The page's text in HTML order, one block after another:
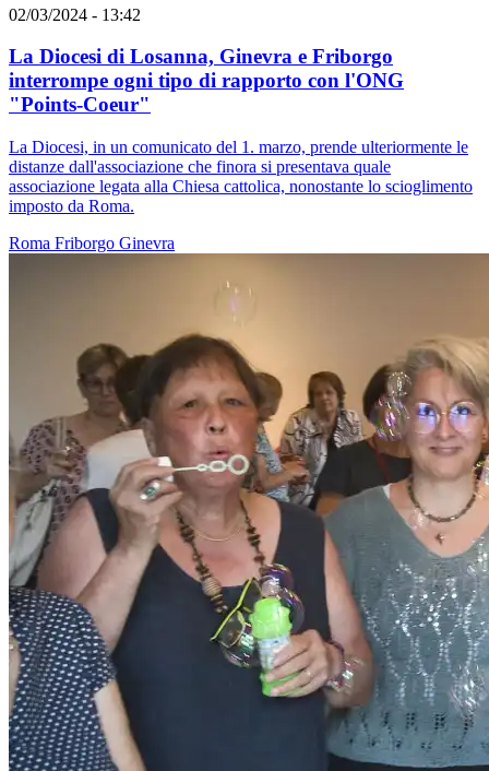
02/03/2024 - 13:42
La Diocesi di Losanna, Ginevra e Friborgo
interrompe ogni tipo di rapporto con l'ONG
"Points-Coeur"
La Diocesi, in un comunicato del 1. marzo, prende ulteriormente le
distanze dall'associazione che finora si presentava quale
associazione legata alla Chiesa cattolica, nonostante lo scioglimento
imposto da Roma.
Roma Friborgo Ginevra